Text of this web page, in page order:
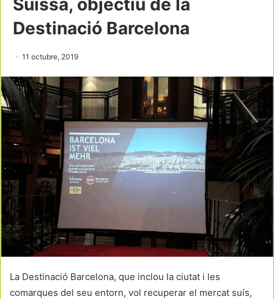
Suïssa, objectiu de la
Destinació Barcelona
11 octubre, 2019
La Destinació Barcelona, que inclou la ciutat i les
comarques del seu entorn, vol recuperar el mercat suís,